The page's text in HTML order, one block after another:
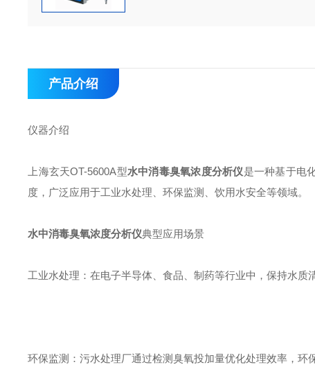
产品介绍
仪器介绍
上海玄天OT-5600A型水中消毒臭氧浓度分析仪是一种基于电
度，广泛应用于工业水处理、环保监测、饮用水安全等领域。
水中消毒臭氧浓度分析仪典型应用场景
工业水处理：在电子半导体、食品、制药等行业中，保持水质
环保监测：污水处理厂通过检测臭氧投加量优化处理效率，环